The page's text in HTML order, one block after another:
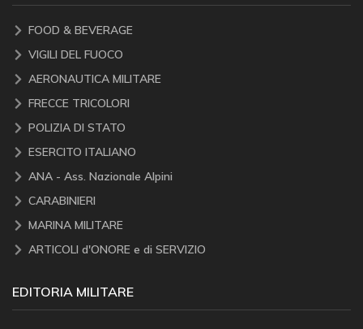
FOOD & BEVERAGE
VIGILI DEL FUOCO
AERONAUTICA MILITARE
FRECCE TRICOLORI
POLIZIA DI STATO
ESERCITO ITALIANO
ANA - Ass. Nazionale Alpini
CARABINIERI
MARINA MILITARE
ARTICOLI d'ONORE e di SERVIZIO
EDITORIA MILITARE